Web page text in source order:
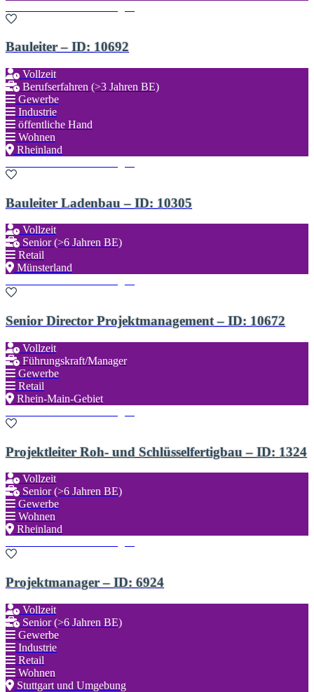
Bauleiter – ID: 10692
Vollzeit
Berufserfahren (>3 Jahren BE)
Gewerbe
Industrie
öffentliche Hand
Wohnen
Rheinland
Bauleiter Ladenbau – ID: 10305
Vollzeit
Senior (>6 Jahren BE)
Retail
Münsterland
Senior Director Projektmanagement – ID: 10672
Vollzeit
Führungskraft/Manager
Gewerbe
Retail
Rhein-Main-Gebiet
Projektleiter Roh- und Schlüsselfertigbau – ID: 1324
Vollzeit
Senior (>6 Jahren BE)
Gewerbe
Wohnen
Rheinland
Projektmanager – ID: 6924
Vollzeit
Senior (>6 Jahren BE)
Gewerbe
Industrie
Retail
Wohnen
Stuttgart und Umgebung